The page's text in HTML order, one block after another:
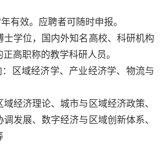
有效。应聘者可随时申报。
士学位，国内外知名高校、科研机构
高职称的教学科研人员。
区域经济学、产业经济学、物流与
经济理论、城市与区域经济政策、
发展、数字经济与区域创新体系、